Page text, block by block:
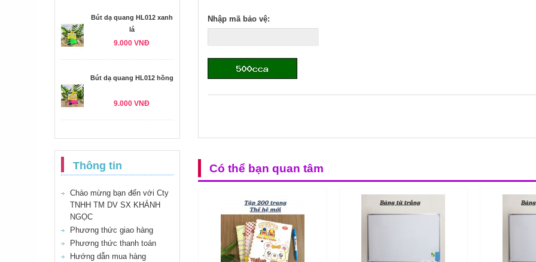
Bút dạ quang HL012 xanh
lá
9.000 VNĐ
Bút dạ quang HL012 hồng
9.000 VNĐ
Thông tin
Chào mừng bạn đến với Cty
TNHH TM DV SX KHÁNH
NGỌC
Phương thức giao hàng
Phương thức thanh toán
Hướng dẫn mua hàng
Nhập mã bảo vệ:
Có thể bạn quan tâm